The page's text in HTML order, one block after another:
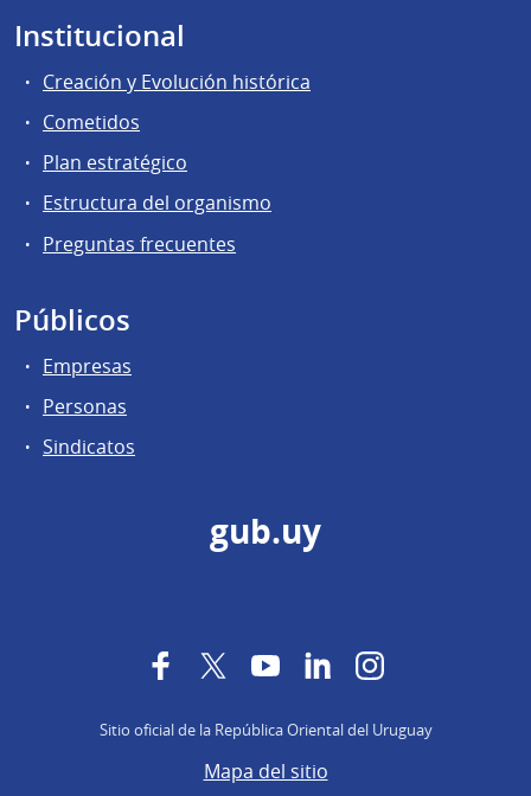
Institucional
Creación y Evolución histórica
Cometidos
Plan estratégico
Estructura del organismo
Preguntas frecuentes
Públicos
Empresas
Personas
Sindicatos
gub.uy
FacebookTwitterYouTubeLinkedInInstagram
Sitio oficial de la República Oriental del Uruguay
Mapa del sitio